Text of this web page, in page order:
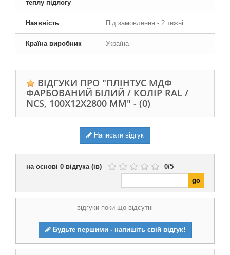
теплу підлогу
Наявність Під замовлення - 2 тижні
Країна виробник Україна
ВІДГУКИ ПРО "ПЛІНТУС МДФ
ФАРБОВАНИЙ БІЛИЙ / КОЛІР RAL /
NCS, 100Х12Х2800 ММ" - (0)
Написати відгук
на основі 0 відгука (ів) - 0/5
відгуки поки що відсутні
Будьте першими - напишіть свій відгук!